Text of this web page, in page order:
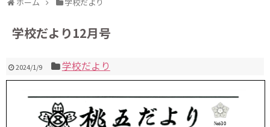
学校だより12月号
2024/1/9 学校だより